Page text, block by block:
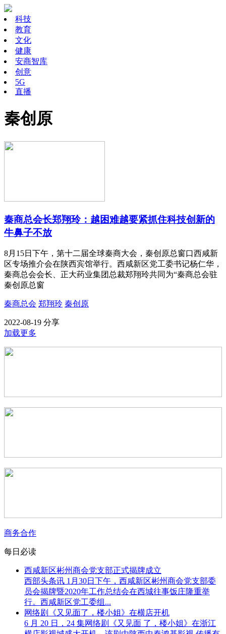
科技
教育
文化
健康
安商智库
创意
5G
直播
秦创原
秦商总会长郑翔玲：越困难越要紧抓住科技创新的
牛鼻子不放
8月15日下午，第十二届全球秦商大会，秦创原总窗口西咸新
区专场推介会在陕西宾馆举行。西咸新区党工委书记杨仁华，
秦商总会会长、正大药业集团总裁郑翔玲共同为“秦商总会驻
秦创原总窗
秦商总会 郑翔玲 秦创原
2022-08-19 分享
加载更多
商务合作
每日必读
西咸新区彬州商会党支部正式揭牌成立
西部头条讯 1月30日下午，西咸新区彬州商会党支部委
员会揭牌暨2020年工作总结会在西城往事饭庄隆重举
行。西咸新区党工委组...
网络剧《又见面了，楼小姐》在横店开机
6 月 20 日，24 集网络剧《又见面 了，楼小姐》在浙江